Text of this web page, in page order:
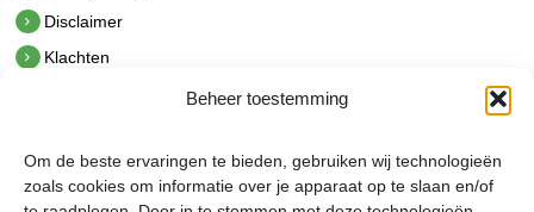
Beheer toestemming
Om de beste ervaringen te bieden, gebruiken wij technologieën
zoals cookies om informatie over je apparaat op te slaan en/of
Disclaimer
Klachten
hetindustriehuis B.V.
De Hoek 1 1601 MR Enkhuizen
t.0228 53 00 40